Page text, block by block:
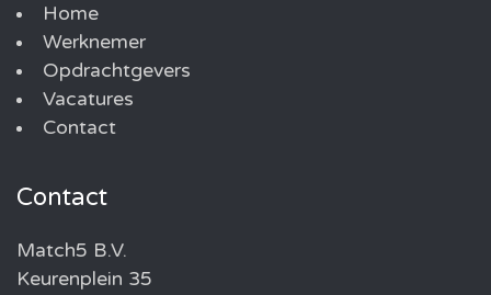
Home
Werknemer
Opdrachtgevers
Vacatures
Contact
Contact
Match5 B.V.
Keurenplein 35